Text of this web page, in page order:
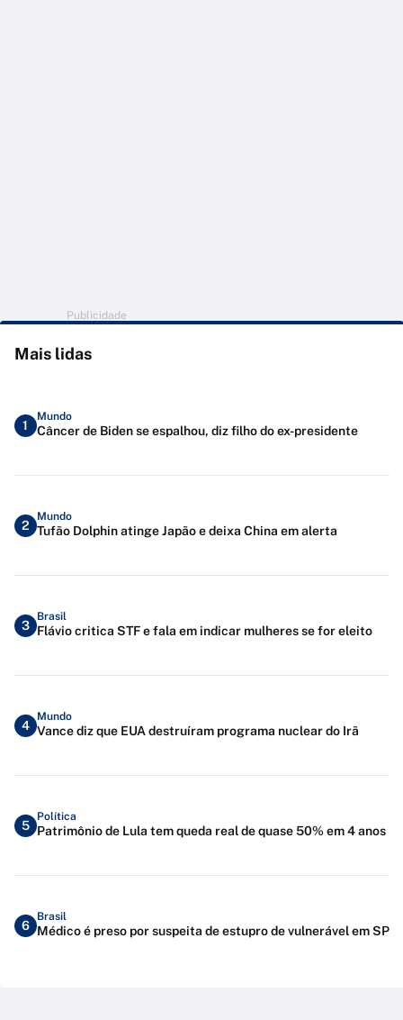
Publicidade
Mais lidas
1
Mundo
Câncer de Biden se espalhou, diz filho do ex-presidente
2
Mundo
Tufão Dolphin atinge Japão e deixa China em alerta
3
Brasil
Flávio critica STF e fala em indicar mulheres se for eleito
4
Mundo
Vance diz que EUA destruíram programa nuclear do Irã
5
Política
Patrimônio de Lula tem queda real de quase 50% em 4 anos
6
Brasil
Médico é preso por suspeita de estupro de vulnerável em SP